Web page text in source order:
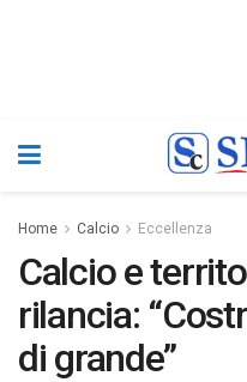
Home Calcio Eccellenza
Calcio e
rilancia:
di grande”